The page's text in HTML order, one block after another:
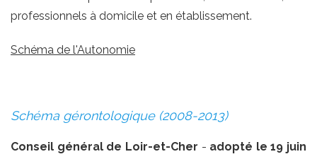
professionnels à domicile et en établissement.
Schéma de l'Autonomie
Schéma gérontologique (2008-2013)
Conseil général de Loir-et-Cher - adopté le 19 juin